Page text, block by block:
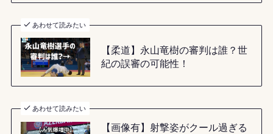
あわせて読みたい
【柔道】永山竜樹の審判は誰？世
紀の誤審の可能性！
あわせて読みたい
【画像有】射撃姿がクール過ぎる